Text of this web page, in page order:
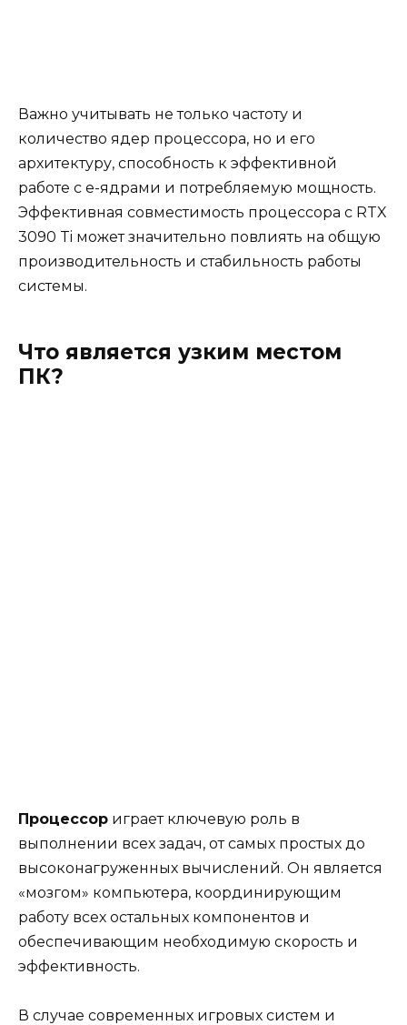
Важно учитывать не только частоту и
количество ядер процессора, но и его
архитектуру, способность к эффективной
работе с e-ядрами и потребляемую мощность.
Эффективная совместимость процессора с RTX
3090 Ti может значительно повлиять на общую
производительность и стабильность работы
системы.
Что является узким местом
ПК?
Процессор играет ключевую роль в
выполнении всех задач, от самых простых до
высоконагруженных вычислений. Он является
«мозгом» компьютера, координирующим
работу всех остальных компонентов и
обеспечивающим необходимую скорость и
эффективность.
В случае современных игровых систем и